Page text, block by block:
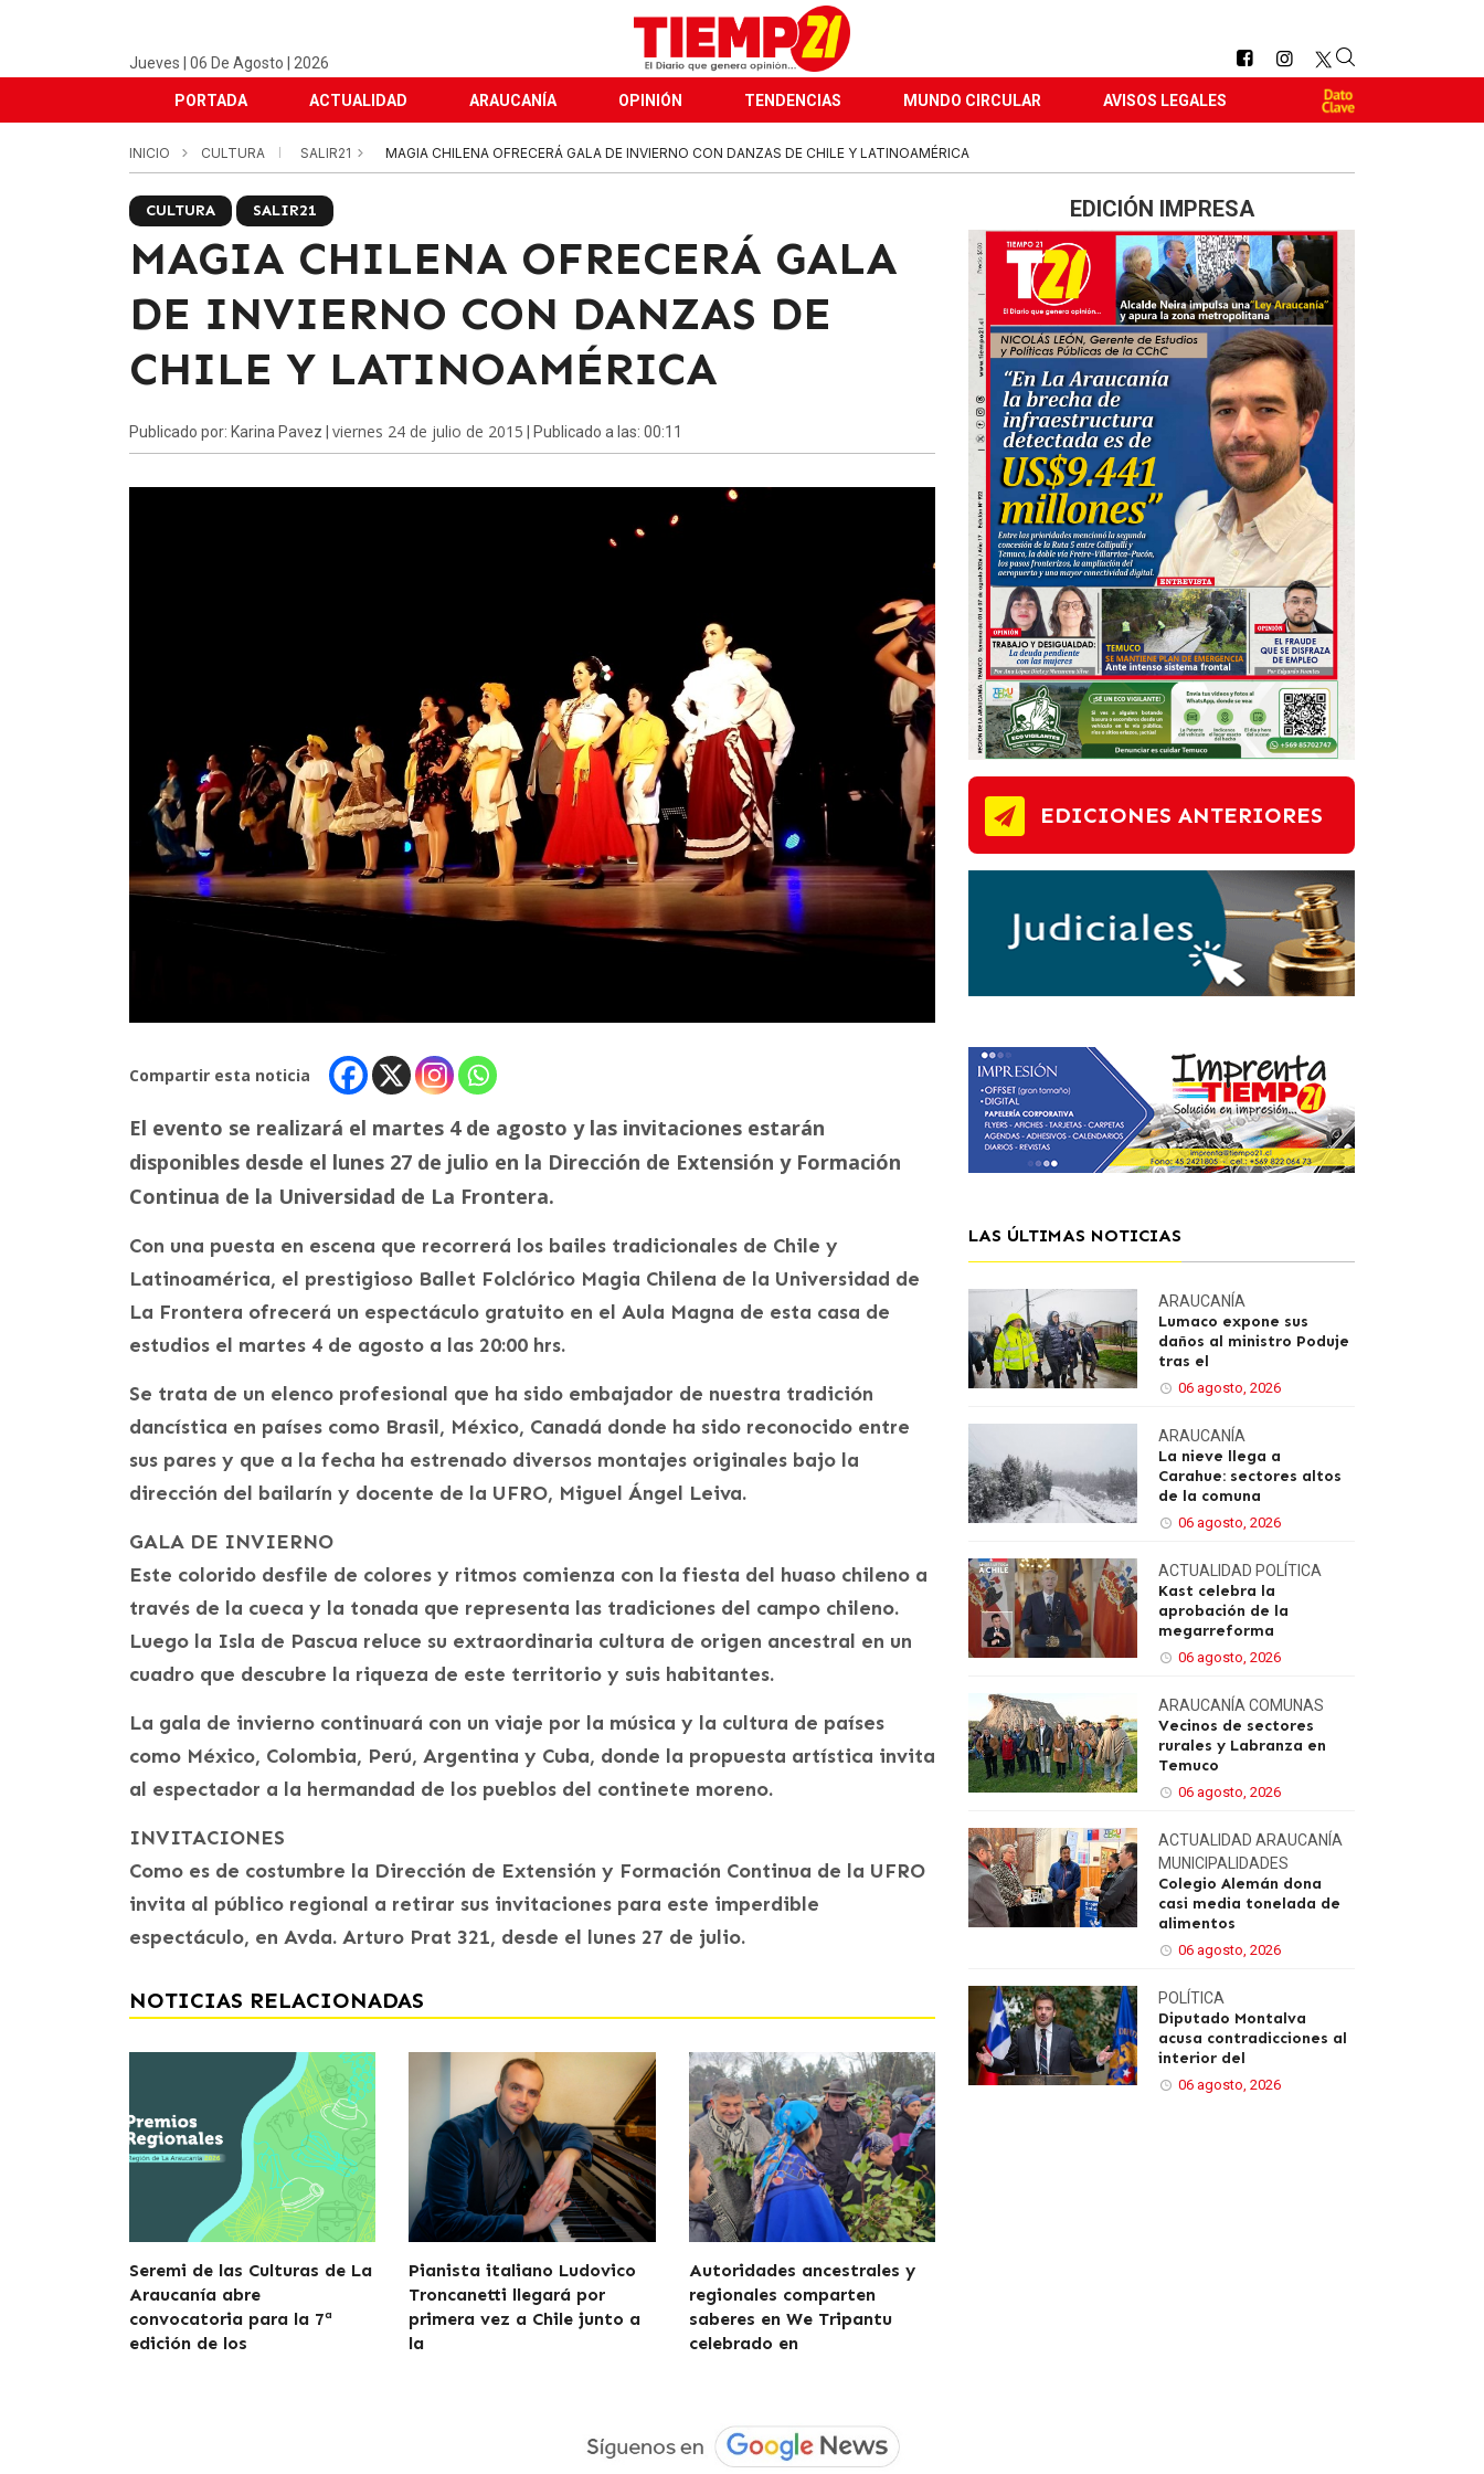
Jueves | 06 De Agosto | 2026
PORTADA ACTUALIDAD ARAUCANÍA OPINIÓN TENDENCIAS MUNDO CIRCULAR AVISOS LEGALES
INICIO CULTURA SALIR21 MAGIA CHILENA OFRECERÁ GALA DE INVIERNO CON DANZAS DE CHILE Y LATINOAMÉRICA
CULTURA SALIR21
MAGIA CHILENA OFRECERÁ GALA
DE INVIERNO CON DANZAS DE
CHILE Y LATINOAMÉRICA
Publicado por: Karina Pavez | viernes 24 de julio de 2015 | Publicado a las: 00:11
Compartir esta noticia
El evento se realizará el martes 4 de agosto y las invitaciones estarán
disponibles desde el lunes 27 de julio en la Dirección de Extensión y Formación
Continua de la Universidad de La Frontera.
Con una puesta en escena que recorrerá los bailes tradicionales de Chile y
Latinoamérica, el prestigioso Ballet Folclórico Magia Chilena de la Universidad de
La Frontera ofrecerá un espectáculo gratuito en el Aula Magna de esta casa de
estudios el martes 4 de agosto a las 20:00 hrs.
Se trata de un elenco profesional que ha sido embajador de nuestra tradición
dancística en países como Brasil, México, Canadá donde ha sido reconocido entre
sus pares y que a la fecha ha estrenado diversos montajes originales bajo la
dirección del bailarín y docente de la UFRO, Miguel Ángel Leiva.
GALA DE INVIERNO
Este colorido desfile de colores y ritmos comienza con la fiesta del huaso chileno a
través de la cueca y la tonada que representa las tradiciones del campo chileno.
Luego la Isla de Pascua reluce su extraordinaria cultura de origen ancestral en un
cuadro que descubre la riqueza de este territorio y suis habitantes.
La gala de invierno continuará con un viaje por la música y la cultura de países
como México, Colombia, Perú, Argentina y Cuba, donde la propuesta artística invita
al espectador a la hermandad de los pueblos del continete moreno.
INVITACIONES
Como es de costumbre la Dirección de Extensión y Formación Continua de la UFRO
invita al público regional a retirar sus invitaciones para este imperdible
espectáculo, en Avda. Arturo Prat 321, desde el lunes 27 de julio.
NOTICIAS RELACIONADAS
Seremi de las Culturas de La
Araucanía abre
convocatoria para la 7ª
edición de los
Pianista italiano Ludovico
Troncanetti llegará por
primera vez a Chile junto a
la
Autoridades ancestrales y
regionales comparten
saberes en We Tripantu
celebrado en
EDICIÓN IMPRESA
EDICIONES ANTERIORES
LAS ÚLTIMAS NOTICIAS
ARAUCANÍA
Lumaco expone sus
daños al ministro Poduje
tras el
06 agosto, 2026
ARAUCANÍA
La nieve llega a
Carahue: sectores altos
de la comuna
06 agosto, 2026
ACTUALIDAD POLÍTICA
Kast celebra la
aprobación de la
megarreforma
06 agosto, 2026
ARAUCANÍA COMUNAS
Vecinos de sectores
rurales y Labranza en
Temuco
06 agosto, 2026
ACTUALIDAD ARAUCANÍA
MUNICIPALIDADES
Colegio Alemán dona
casi media tonelada de
alimentos
06 agosto, 2026
POLÍTICA
Diputado Montalva
acusa contradicciones al
interior del
06 agosto, 2026